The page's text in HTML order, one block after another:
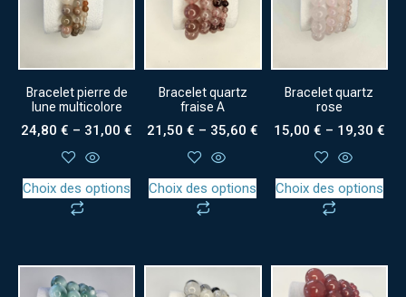
Bracelet pierre de
lune multicolore
24,80€ – 31,00€
Choix des options
Bracelet quartz
fraise A
21,50€ – 35,60€
Choix des options
Bracelet quartz
rose
15,00 € – 19,30 €
Choix des options